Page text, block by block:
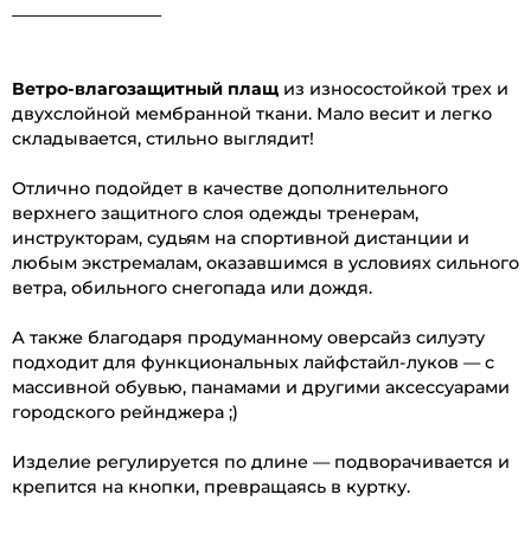
Ветро-влагозащитный плащ из износостойкой трех и
двухслойной мембранной ткани. Мало весит и легко
складывается, стильно выглядит!
Отлично подойдет в качестве дополнительного
верхнего защитного слоя одежды тренерам,
инструкторам, судьям на спортивной дистанции и
любым экстремалам, оказавшимся в условиях сильного
ветра, обильного снегопада или дождя.
А также благодаря продуманному оверсайз силуэту
подходит для функциональных лайфстайл-луков — с
массивной обувью, панамами и другими аксессуарами
городского рейнджера ;)
Изделие регулируется по длине — подворачивается и
крепится на кнопки, превращаясь в куртку.